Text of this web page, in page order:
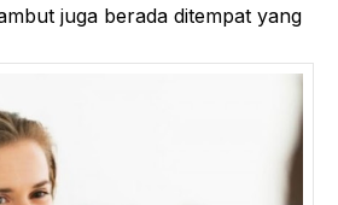
juga berada ditempat yang